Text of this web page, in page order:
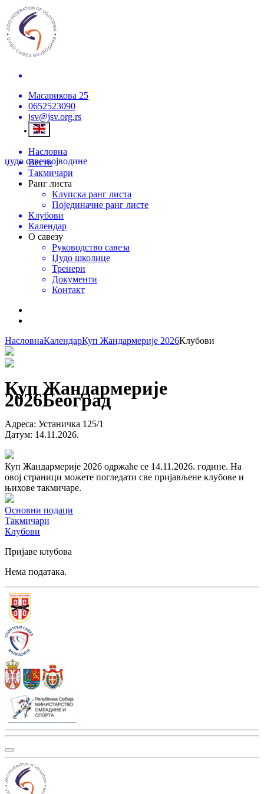
Масарикова 25
0652523090
jsv@jsv.org.rs
џудо савезвојводине
Насловна
Вести
Такмичари
Ранг листа
Клупска ранг листа
Појединачне ранг листе
Клубови
Календар
О савезу
Руководство савеза
Џудо школице
Тренери
Документи
Контакт
НасловнаКалендарКуп Жандармерије 2026Клубови
Куп Жандармерије
2026Београд
Адреса: Устаничка 125/1
Датум: 14.11.2026.
Куп Жандармерије 2026 одржаће се 14.11.2026. године. На
овој страници можете погледати све пријављене клубове и
њихове такмичаре.
Основни подаци
Такмичари
Клубови
Пријаве клубова
Нема података.